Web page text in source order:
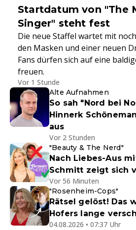
Startdatum von "The
Singer" steht fest
Die neue Staffel wartet mit
den Masken und einer neuen
Fans dürfen sich auf eine
freuen.
Vor 1 Stunde
Alte Aufnahmen
So sah "Nord bei
Hinnerk
aus
Vor 2 Stunden
"Beauty & The Nerd"
Nach Liebes-Aus
Schmitt zeigt sich
Vor 56 Minuten
"Rosenheim-Cops"
Rätsel gelöst! Das
Hofers lange
04.08.2026 • 07:37 Uhr